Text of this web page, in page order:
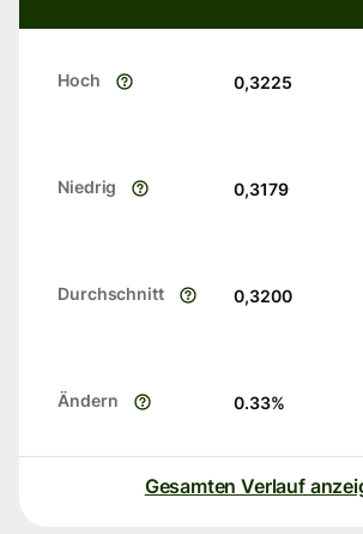
Hoch 0,3225
Niedrig 0,3179
Durchschnitt 0,3200
Ändern 0.33%
Gesamten Verlauf